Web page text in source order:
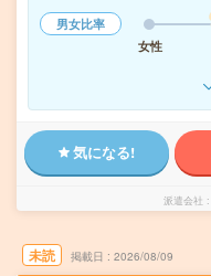
男女比率
女性
気になる!
派遣会社
未読 掲載日 2026/08/09